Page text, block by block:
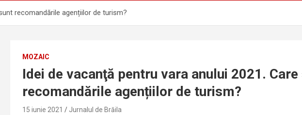
recomandările agențiilor de turism?
MOZAIC
Idei de vacanţă pentru vara anului 2021.
recomandările agențiilor de turism?
15 iunie 2021 Jurnalul de Brăila